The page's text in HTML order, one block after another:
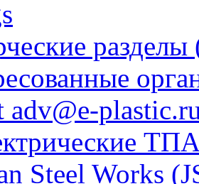
adv@e-
Steel Works